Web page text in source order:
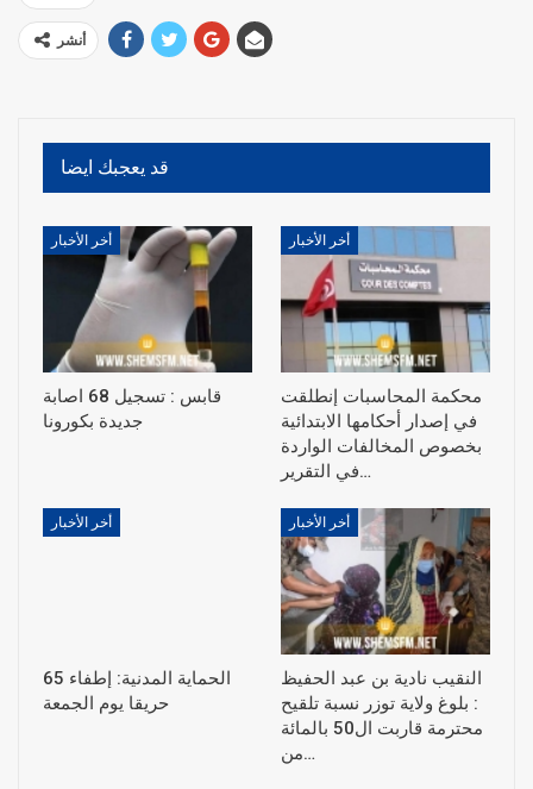
أنشر
قد يعجبك ايضا
أخر الأخبار
قابس : تسجيل 68 اصابة
جديدة بكورونا
أخر الأخبار
محكمة المحاسبات إنطلقت
في إصدار أحكامها الابتدائية
بخصوص المخالفات الواردة
في التقرير…
أخر الأخبار
الحماية المدنية: إطفاء 65
حريقا يوم الجمعة
أخر الأخبار
النقيب نادية بن عبد الحفيظ
: بلوغ ولاية توزر نسبة تلقيح
محترمة قاربت ال50 بالمائة
من…